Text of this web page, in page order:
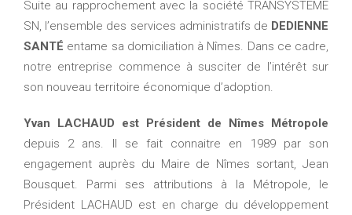
Suite au rapprochement avec la société TRANSYSTEME
SN, l’ensemble des services administratifs de DEDIENNE
SANTÉ entame sa domiciliation à Nîmes. Dans ce cadre,
notre entreprise commence à susciter de l’intérêt sur
son nouveau territoire économique d’adoption.
Yvan LACHAUD est Président de Nîmes Métropole
depuis 2 ans. Il se fait connaitre en 1989 par son
engagement auprès du Maire de Nîmes sortant, Jean
Bousquet. Parmi ses attributions à la Métropole, le
Président LACHAUD est en charge du développement